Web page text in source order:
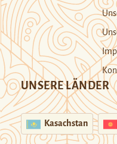
UNSERE LÄNDER
Kasachstan